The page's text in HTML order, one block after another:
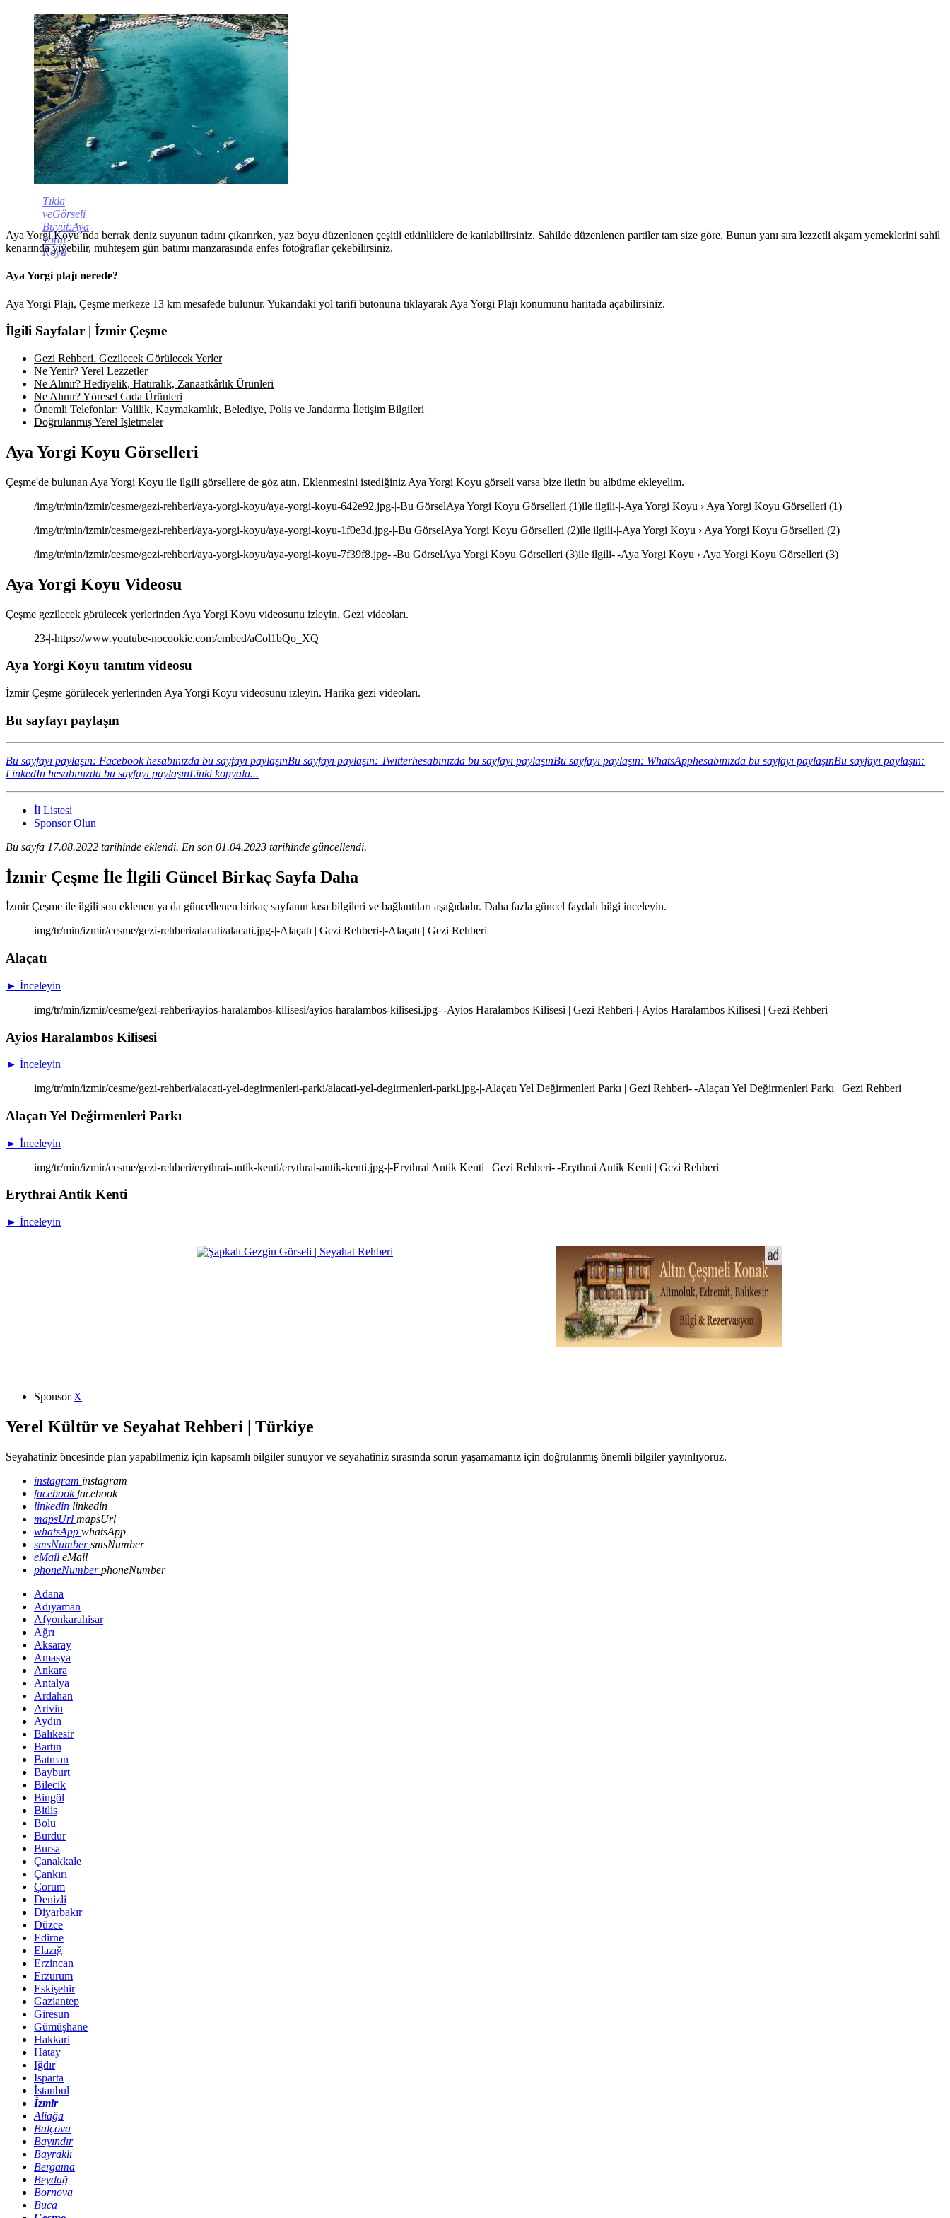
Tıkla
veGörseli
Büyüt:Aya
Yorgi
Koyu
Aya Yorgi Koyu’nda berrak deniz suyunun tadını çıkarırken, yaz boyu düzenlenen çeşitli etkinliklere de katılabilirsiniz. Sahilde düzenlenen partiler tam size göre. Bunun yanı sıra lezzetli akşam yemeklerini sahil
kenarında yiyebilir, muhteşem gün batımı manzarasında enfes fotoğraflar çekebilirsiniz.
Aya Yorgi plajı nerede?
Aya Yorgi Plajı, Çeşme merkeze 13 km mesafede bulunur. Yukarıdaki yol tarifi butonuna tıklayarak Aya Yorgi Plajı konumunu haritada açabilirsiniz.
İlgili Sayfalar | İzmir Çeşme
Gezi Rehberi. Gezilecek Görülecek Yerler
Ne Yenir? Yerel Lezzetler
Ne Alınır? Hediyelik, Hatıralık, Zanaatkârlık Ürünleri
Ne Alınır? Yöresel Gıda Ürünleri
Önemli Telefonlar: Valilik, Kaymakamlık, Belediye, Polis ve Jandarma İletişim Bilgileri
Doğrulanmış Yerel İşletmeler
Aya Yorgi Koyu Görselleri
Çeşme'de bulunan Aya Yorgi Koyu ile ilgili görsellere de göz atın. Eklenmesini istediğiniz Aya Yorgi Koyu görseli varsa bize iletin bu albüme ekleyelim.
/img/tr/min/izmir/cesme/gezi-rehberi/aya-yorgi-koyu/aya-yorgi-koyu-642e92.jpg-|-Bu GörselAya Yorgi Koyu Görselleri (1)ile ilgili-|-Aya Yorgi Koyu › Aya Yorgi Koyu Görselleri (1)
/img/tr/min/izmir/cesme/gezi-rehberi/aya-yorgi-koyu/aya-yorgi-koyu-1f0e3d.jpg-|-Bu GörselAya Yorgi Koyu Görselleri (2)ile ilgili-|-Aya Yorgi Koyu › Aya Yorgi Koyu Görselleri (2)
/img/tr/min/izmir/cesme/gezi-rehberi/aya-yorgi-koyu/aya-yorgi-koyu-7f39f8.jpg-|-Bu GörselAya Yorgi Koyu Görselleri (3)ile ilgili-|-Aya Yorgi Koyu › Aya Yorgi Koyu Görselleri (3)
Aya Yorgi Koyu Videosu
Çeşme gezilecek görülecek yerlerinden Aya Yorgi Koyu videosunu izleyin. Gezi videoları.
23-|-https://www.youtube-nocookie.com/embed/aCol1bQo_XQ
Aya Yorgi Koyu tanıtım videosu
İzmir Çeşme görülecek yerlerinden Aya Yorgi Koyu videosunu izleyin. Harika gezi videoları.
Bu sayfayı paylaşın
Bu sayfayı paylaşın: Facebook hesabınızda bu sayfayı paylaşınBu sayfayı paylaşın: Twitterhesabınızda bu sayfayı paylaşınBu sayfayı paylaşın: WhatsApphesabınızda bu sayfayı paylaşınBu sayfayı paylaşın:
LinkedIn hesabınızda bu sayfayı paylaşınLinki kopyala...
İl Listesi
Sponsor Olun
Bu sayfa 17.08.2022 tarihinde eklendi. En son 01.04.2023 tarihinde güncellendi.
İzmir Çeşme İle İlgili Güncel Birkaç Sayfa Daha
İzmir Çeşme ile ilgili son eklenen ya da güncellenen birkaç sayfanın kısa bilgileri ve bağlantıları aşağıdadır. Daha fazla güncel faydalı bilgi inceleyin.
img/tr/min/izmir/cesme/gezi-rehberi/alacati/alacati.jpg-|-Alaçatı | Gezi Rehberi-|-Alaçatı | Gezi Rehberi
Alaçatı
► İnceleyin
img/tr/min/izmir/cesme/gezi-rehberi/ayios-haralambos-kilisesi/ayios-haralambos-kilisesi.jpg-|-Ayios Haralambos Kilisesi | Gezi Rehberi-|-Ayios Haralambos Kilisesi | Gezi Rehberi
Ayios Haralambos Kilisesi
► İnceleyin
img/tr/min/izmir/cesme/gezi-rehberi/alacati-yel-degirmenleri-parki/alacati-yel-degirmenleri-parki.jpg-|-Alaçatı Yel Değirmenleri Parkı | Gezi Rehberi-|-Alaçatı Yel Değirmenleri Parkı | Gezi Rehberi
Alaçatı Yel Değirmenleri Parkı
► İnceleyin
img/tr/min/izmir/cesme/gezi-rehberi/erythrai-antik-kenti/erythrai-antik-kenti.jpg-|-Erythrai Antik Kenti | Gezi Rehberi-|-Erythrai Antik Kenti | Gezi Rehberi
Erythrai Antik Kenti
► İnceleyin
Sponsor X
Yerel Kültür ve Seyahat Rehberi | Türkiye
Seyahatiniz öncesinde plan yapabilmeniz için kapsamlı bilgiler sunuyor ve seyahatiniz sırasında sorun yaşamamanız için doğrulanmış önemli bilgiler yayınlıyoruz.
instagram instagram
facebookfacebook
linkedin linkedin
mapsUrl mapsUrl
whatsApp whatsApp
smsNumbersmsNumber
eMail eMail
phoneNumberphoneNumber
Adana
Adıyaman
Afyonkarahisar
Ağrı
Aksaray
Amasya
Ankara
Antalya
Ardahan
Artvin
Aydın
Balıkesir
Bartın
Batman
Bayburt
Bilecik
Bingöl
Bitlis
Bolu
Burdur
Bursa
Çanakkale
Çankırı
Çorum
Denizli
Diyarbakır
Düzce
Edirne
Elazığ
Erzincan
Erzurum
Eskişehir
Gaziantep
Giresun
Gümüşhane
Hakkari
Hatay
Iğdır
Isparta
İstanbul
İzmir
Aliağa
Balçova
Bayındır
Bayraklı
Bergama
Beydağ
Bornova
Buca